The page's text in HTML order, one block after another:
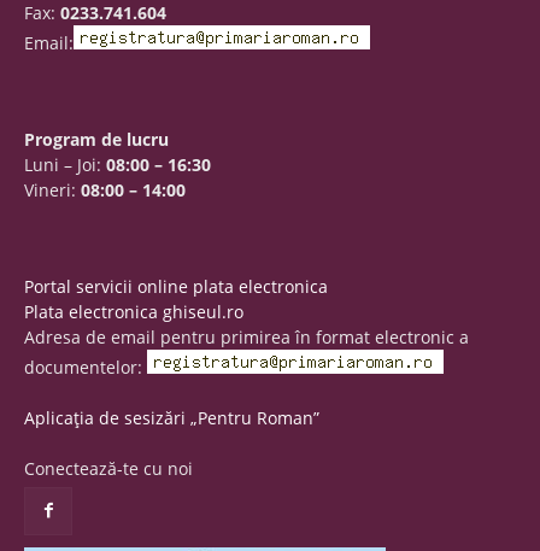
Fax: 0233.741.604
Email:
Program de lucru
Luni – Joi: 08:00 – 16:30
Vineri: 08:00 – 14:00
Portal servicii online plata electronica
Plata electronica ghiseul.ro
Adresa de email pentru primirea în format electronic a
documentelor:
Aplicația de sesizări „Pentru Roman”
Conectează-te cu noi